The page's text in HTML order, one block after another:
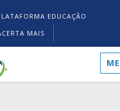
EDUCAÇÃO
MAIS